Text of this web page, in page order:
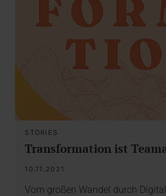
STORIES
Transformation ist
10.11.2021
Vom großen Wandel durch